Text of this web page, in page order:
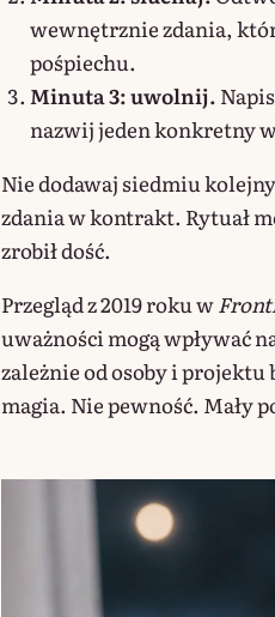
wewnętrznie zdania,
pośpiechu.
Minuta 3: uwolnij.
nazwij jeden konkretny
Nie dodawaj siedmiu
zdania w kontrakt. Rytuał
zrobił dość.
Przegląd z 2019 roku w
uważności mogą wpływać
zależnie od osoby i
magia. Nie pewność. Mały